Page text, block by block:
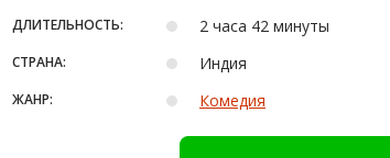
ДЛИТЕЛЬНОСТЬ: 2 часа 42 минуты
СТРАНА: Индия
ЖАНР: Комедия